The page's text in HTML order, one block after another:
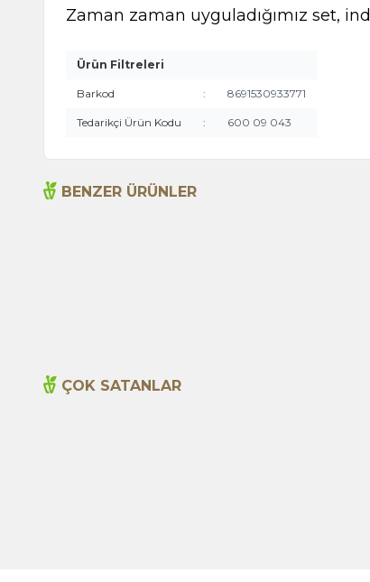
Zaman zaman uyguladığımız set,
Ürün Filtreleri
Barkod : 8691530933771
Tedarikçi Ürün Kodu : 600 09 043
BENZER ÜRÜNLER
ÇOK SATANLAR